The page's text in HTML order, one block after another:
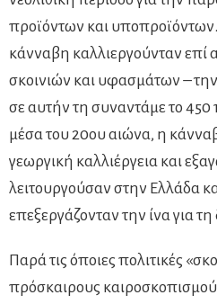
προϊόντων και
κάνναβη καλλιεργούνταν επί
σκοινιών και υφασμάτων –
σε αυτήν τη συναντάμε το
μέσα του 20ου αιώνα, η
γεωργική καλλιέργεια και
λειτουργούσαν στην Ελλάδα
επεξεργάζονταν την ίνα για
Παρά τις όποιες πολιτικές
πρόσκαιρους καιροσκοπισμούς